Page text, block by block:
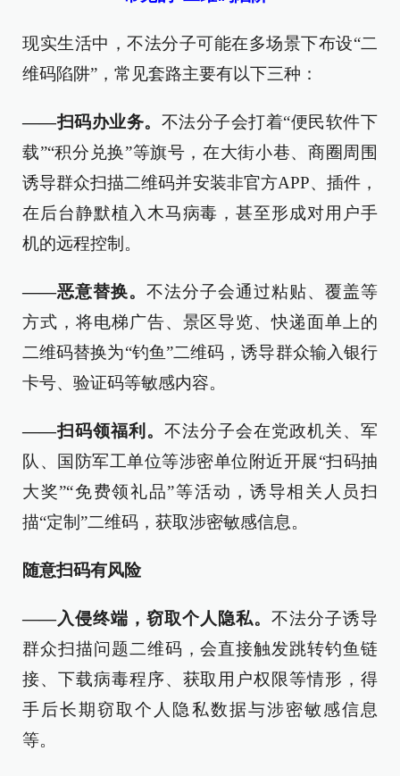
现实生活中，不法分子可能在多场景下布设“二
维码陷阱”，常见套路主要有以下三种：
——扫码办业务。 不法分子会打着“便民软件下
载”“积分兑换”等旗号，在大街小巷、商圈周围
诱导群众扫描二维码并安装非官方APP、插件，
在后台静默植入木马病毒，甚至形成对用户手
机的远程控制。
——恶意替换。 不法分子会通过粘贴、覆盖等
方式，将电梯广告、景区导览、快递面单上的
二维码替换为“钓鱼”二维码，诱导群众输入银行
卡号、验证码等敏感内容。
——扫码领福利。 不法分子会在党政机关、军
队、国防军工单位等涉密单位附近开展“扫码抽
大奖”“免费领礼品”等活动，诱导相关人员扫
描“定制”二维码，获取涉密敏感信息。
随意扫码有风险
——入侵终端，窃取个人隐私。 不法分子诱导
群众扫描问题二维码，会直接触发跳转钓鱼链
接、下载病毒程序、获取用户权限等情形，得
手后长期窃取个人隐私数据与涉密敏感信息
等。